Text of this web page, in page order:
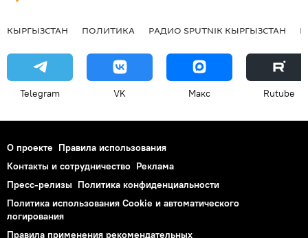
КЫРГЫЗСТАН ПОЛИТИКА РАДИО SPUTNIK КЫРГЫЗСТАН
Telegram VK Макс Rutube
О проекте Правила использования
Контакты и сотрудничество Реклама
Пресс-релизы Политика конфиденциальности
Политика использования Cookie и автоматического
логирования
Правила применения рекомендательных